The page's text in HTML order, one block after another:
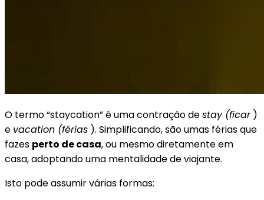
O termo “staycation” é uma contração destay (ficar)
e vacation (férias ). Simplificando, são umas férias que
fazes perto de casa, ou mesmo diretamente em
casa, adoptando uma mentalidade de viajante.
Isto pode assumir várias formas: